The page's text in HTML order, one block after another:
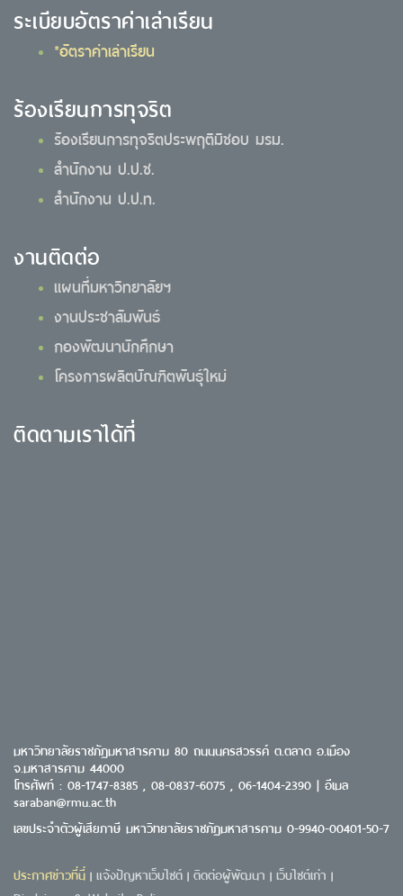
ระเบียบอัตราค่าเล่าเรียน
*อัตราค่าเล่าเรียน
ร้องเรียนการทุจริต
ร้องเรียนการทุจริตประพฤติมิชอบ มรม.
สำนักงาน ป.ป.ช.
สำนักงาน ป.ป.ท.
งานติดต่อ
แผนที่มหาวิทยาลัยฯ
งานประชาสัมพันธ์
กองพัฒนานักศึกษา
โครงการผลิตบัณฑิตพันธุ์ใหม่
ติดตามเราได้ที่
มหาวิทยาลัยราชภัฏมหาสารคาม 80 ถนนนครสวรรค์ ต.ตลาด อ.เมือง
จ.มหาสารคาม 44000
โทรศัพท์ : 08-1747-8385 , 08-0837-6075 , 06-1404-2390 | อีเมล
saraban@rmu.ac.th
เลขประจำตัวผู้เสียภาษี มหาวิทยาลัยราชภัฏมหาสารคาม 0-9940-00401-50-7
ประกาศข่าวที่นี่ | แจ้งปัญหาเว็บไซต์ | ติดต่อผู้พัฒนา | เว็บไซต์เก่า |